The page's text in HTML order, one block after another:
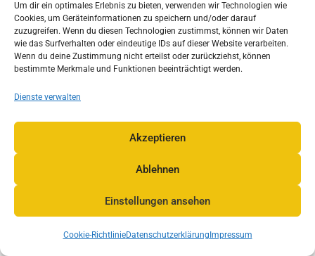
Um dir ein optimales Erlebnis zu bieten, verwenden wir Technologien wie
Cookies, um Geräteinformationen zu speichern und/oder darauf
zuzugreifen. Wenn du diesen Technologien zustimmst, können wir Daten
wie das Surfverhalten oder eindeutige IDs auf dieser Website verarbeiten.
Wenn du deine Zustimmung nicht erteilst oder zurückziehst, können
bestimmte Merkmale und Funktionen beeinträchtigt werden.
Dienste verwalten
Akzeptieren
Ablehnen
Einstellungen ansehen
Cookie-RichtlinieDatenschutzerklärung Impressum
Abstammung und Registrierung:Überprüfen Sie die
Abstammung des Welpen und ob er bei einer anerkannten
Organisation registriert ist. Wir als seriöser Züchter sind in
Registrierungsdokumente zu zeigen.
Sozialisierung und Aufzucht:Erkundigen Sie sich, wie der
Welpe aufgezogen und sozialisiert wurde. Gute
Sozialisierung in den ersten Lebenswochen ist
entscheidend für die Entwicklung des Temperaments.
Unsere Boerboels erfahren das alle sehr ausführlich.